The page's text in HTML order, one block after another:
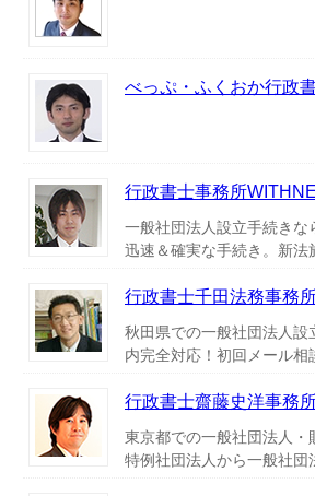
べっぷ・ふくおか行政
行政書士事務所
一般社団法人設立手続きな
迅速＆確実な手続き。新
行政書士千田法務事務
秋田県での一般社団法人
内完全対応！初回メール相
行政書士齋藤史洋事務
東京都での一般社団法人
特例社団法人から一般社